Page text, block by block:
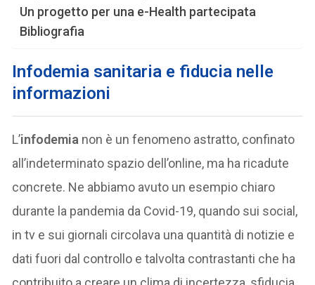
Un progetto per una e-Health partecipata
Bibliografia
Infodemia sanitaria e fiducia nelle
informazioni
L’infodemia non è un fenomeno astratto, confinato
all’indeterminato spazio dell’online, ma ha ricadute
concrete. Ne abbiamo avuto un esempio chiaro
durante la pandemia da Covid-19, quando sui social,
in tv e sui giornali circolava una quantità di notizie e
dati fuori dal controllo e talvolta contrastanti che ha